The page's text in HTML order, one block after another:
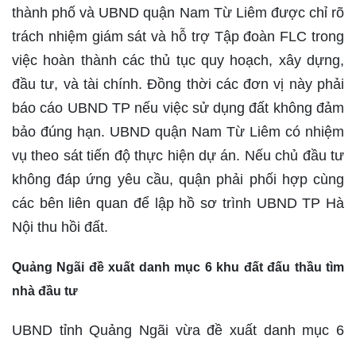
thành phố và UBND quận Nam Từ Liêm được chỉ rõ
trách nhiệm giám sát và hỗ trợ Tập đoàn FLC trong
việc hoàn thành các thủ tục quy hoạch, xây dựng,
đầu tư, và tài chính. Đồng thời các đơn vị này phải
báo cáo UBND TP nếu việc sử dụng đất không đảm
bảo đúng hạn. UBND quận Nam Từ Liêm có nhiệm
vụ theo sát tiến độ thực hiện dự án. Nếu chủ đầu tư
không đáp ứng yêu cầu, quận phải phối hợp cùng
các bên liên quan để lập hồ sơ trình UBND TP Hà
Nội thu hồi đất.
Quảng Ngãi đề xuất danh mục 6 khu đất đấu thầu tìm
nhà đầu tư
UBND tỉnh Quảng Ngãi vừa đề xuất danh mục 6